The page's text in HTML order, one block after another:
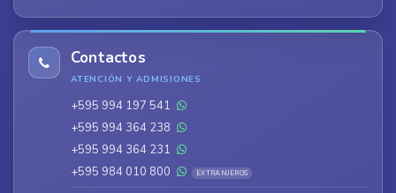
Contactos
ATENCIÓN Y ADMISIONES
+595 994 197 541
+595 994 364 238
+595 994 364 231
+595 984 010 800
EXTRANJEROS